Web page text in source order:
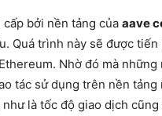
bởi nền tảng của aave
Quá trình này sẽ được
Nhờ đó mà
tác sử dụng trên nền
là tốc độ giao dịch